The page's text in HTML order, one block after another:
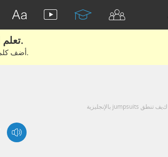
تعلم الإنجليزية الحقيقية من الأفلام والكتب.
أضف كلمات أو عبارات للتعلم والتدريب مع متعلمين آخرين.
كيف تنطق jumpsuits بالإنجليزية